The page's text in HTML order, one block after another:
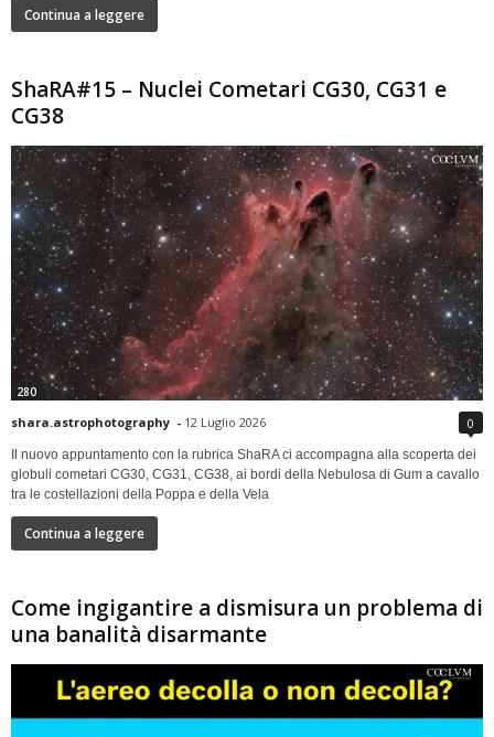
Continua a leggere
ShaRA#15 – Nuclei Cometari CG30, CG31 e
CG38
280
shara.astrophotography - 12 Luglio 2026 0
Il nuovo appuntamento con la rubrica ShaRA ci accompagna alla scoperta dei
globuli cometari CG30, CG31, CG38, ai bordi della Nebulosa di Gum a cavallo
tra le costellazioni della Poppa e della Vela
Continua a leggere
Come ingigantire a dismisura un problema di
una banalità disarmante